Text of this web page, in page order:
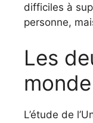
difficiles à
personne,
Les
monde
L’étude de